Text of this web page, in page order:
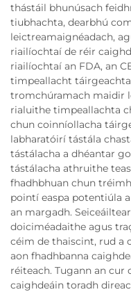
thástáil bhunúsach
tiubhachta, dearbhú
leictreamaignéadach,
riailíochtaí de réir
riailíochtaí an FDA, an
timpeallacht
tromchúramach maidir
rialuithe timpeallachta
chun coinníollacha
labharatóirí tástála
tástálacha a dhéantar
tástálacha athruithe
fhadhbhuan chun
pointí easpa potentiúla
an margadh.
doiciméadaithe agus
céim de thaiscint, rud a
aon fhadhbanna
réiteach. Tugann an
caighdeáin toradh